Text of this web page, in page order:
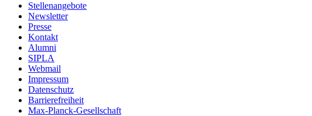
Stellenangebote
Newsletter
Presse
Kontakt
Alumni
SIPLA
Webmail
Impressum
Datenschutz
Barrierefreiheit
Max-Planck-Gesellschaft